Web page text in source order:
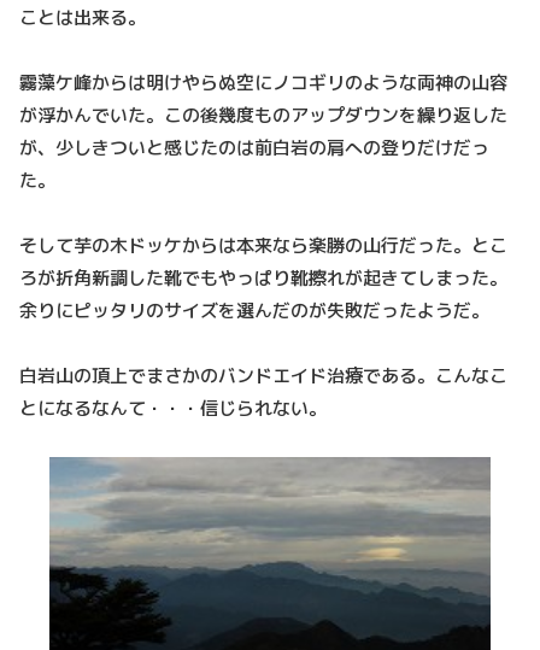
ことは出来る。
霧藻ケ峰からは明けやらぬ空にノコギリのような両神の山容
が浮かんでいた。この後幾度ものアップダウンを繰り返した
が、少しきついと感じたのは前白岩の肩への登りだけだっ
た。
そして芋の木ドッケからは本来なら楽勝の山行だった。とこ
ろが折角新調した靴でもやっぱり靴擦れが起きてしまった。
余りにピッタリのサイズを選んだのが失敗だったようだ。
白岩山の頂上でまさかのバンドエイド治療である。こんなこ
とになるなんて・・・信じられない。